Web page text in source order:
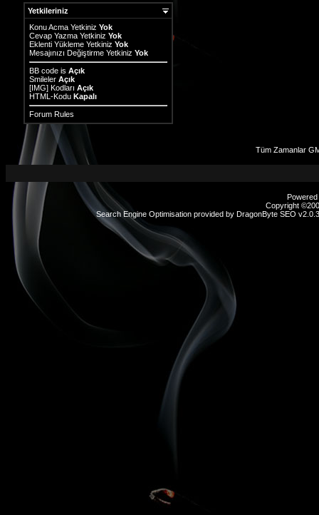
Yetkileriniz
Konu Acma Yetkiniz Yok
Cevap Yazma Yetkiniz Yok
Eklenti Yükleme Yetkiniz Yok
Mesajınızı Değiştirme Yetkiniz Yok
BB code is Açık
Smileler Açık
[IMG] Kodları Açık
HTML-Kodu Kapalı
Forum Rules
Tüm Zamanlar
Copyright
Search Engine Optimisation provided by DragonByte SEO
sex
hikayeleri